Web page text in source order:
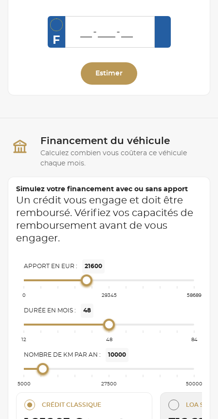
F
Estimer
Financement du véhicule
Calculez combien vous coûtera ce véhicule
chaque mois.
Simulez votre financement avec ou sans apport
Un crédit vous engage et doit être
remboursé. Vérifiez vos capacités de
remboursement avant de vous
engager.
APPORT EN EUR : 21600
0 29345 58689
DURÉE EN MOIS : 48
12 48 84
NOMBRE DE KM PAR AN : 10000
5000 27500 50000
CRÉDIT CLASSIQUE LOA